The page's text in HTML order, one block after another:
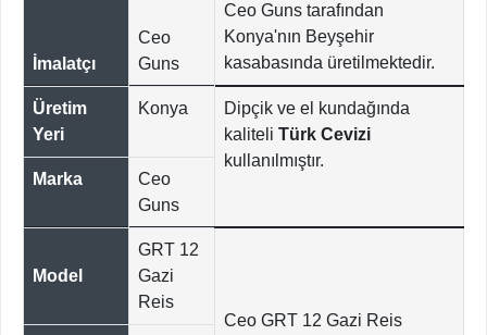
İmalatçı
Ceo
Guns
Ceo Guns tarafından
Konya'nın Beyşehir
kasabasında üretilmektedir.
Üretim
Yeri
Konya
Dipçik ve el kundağında
kaliteli Türk Cevizi
kullanılmıştır.
Marka
Ceo
Guns
Model
GRT 12
Gazi
Reis
Ceo GRT 12 Gazi Reis